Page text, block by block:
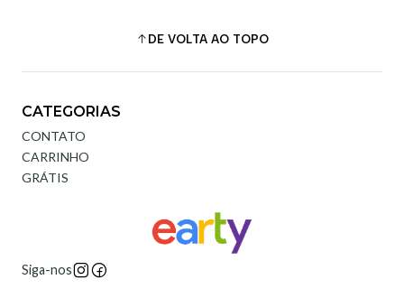
DE VOLTA AO TOPO
CATEGORIAS
CONTATO
CARRINHO
GRÁTIS
Siga-nos